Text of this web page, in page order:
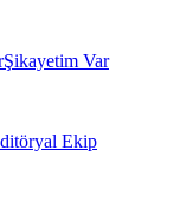
Şikayetim Var
Ekip